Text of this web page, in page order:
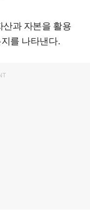
과 자본을 활용
를 나타낸다.